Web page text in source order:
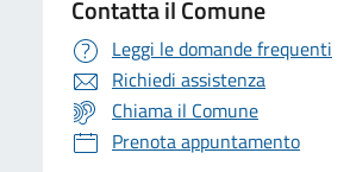
Contatta il Comune
Leggi le domande frequenti
Richiedi assistenza
Chiama il Comune
Prenota appuntamento